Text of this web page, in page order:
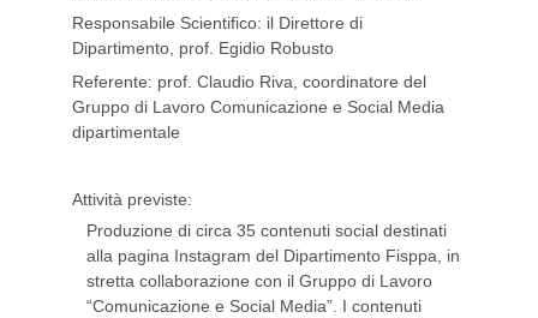
Responsabile Scientifico: il Direttore di
Dipartimento, prof. Egidio Robusto
Referente: prof. Claudio Riva, coordinatore del
Gruppo di Lavoro Comunicazione e Social Media
dipartimentale
Attività previste:
Produzione di circa 35 contenuti social destinati
alla pagina Instagram del Dipartimento Fisppa, in
stretta collaborazione con il Gruppo di Lavoro
“Comunicazione e Social Media”. I contenuti